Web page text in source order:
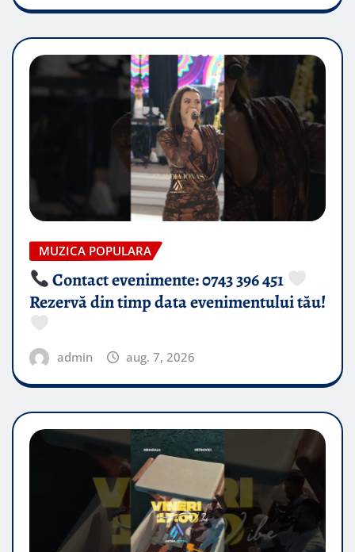
MUZICA POPULARA
Contact evenimente: 0743 396 451
Rezervă din timp data evenimentului tău!
admin aug. 7, 2026